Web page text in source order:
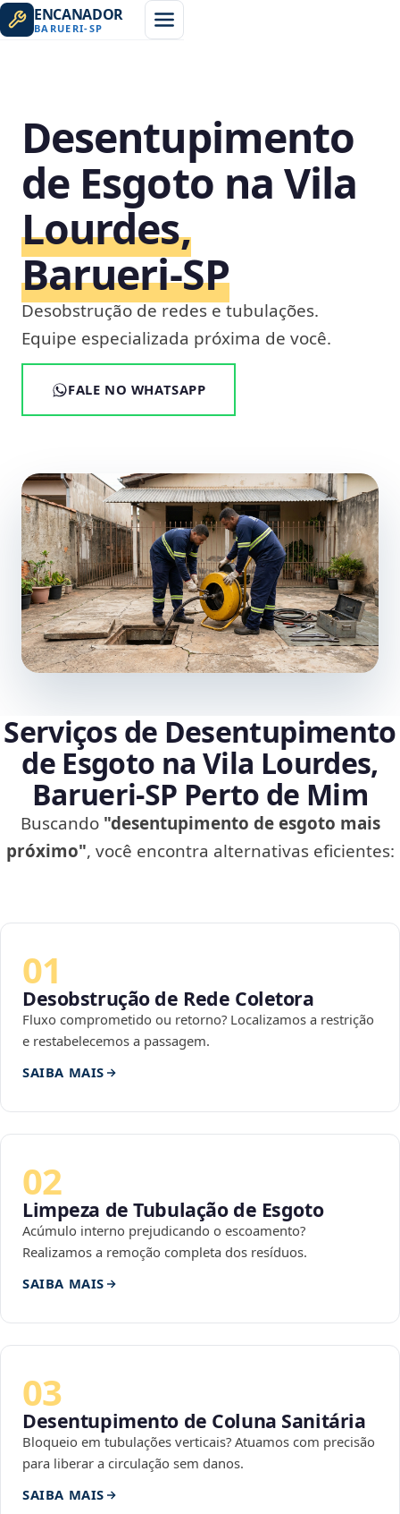
ENCANADOR
BARUERI-SP
Desentupimento
de Esgoto na Vila
Lourdes,
Barueri‑SP
Desobstrução de redes e tubulações.
Equipe especializada próxima de você.
FALE NO WHATSAPP
Serviços de Desentupimento
de Esgoto na Vila Lourdes,
Barueri‑SP Perto de Mim
Buscando "desentupimento de esgoto mais
próximo", você encontra alternativas eficientes:
01
Desobstrução de Rede Coletora
Fluxo comprometido ou retorno? Localizamos a restrição
e restabelecemos a passagem.
SAIBA MAIS
02
Limpeza de Tubulação de Esgoto
Acúmulo interno prejudicando o escoamento?
Realizamos a remoção completa dos resíduos.
SAIBA MAIS
03
Desentupimento de Coluna Sanitária
Bloqueio em tubulações verticais? Atuamos com precisão
para liberar a circulação sem danos.
SAIBA MAIS